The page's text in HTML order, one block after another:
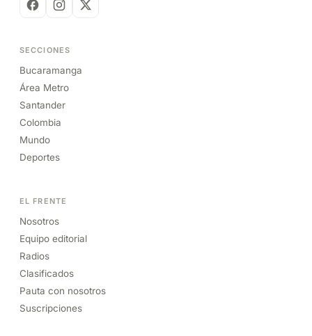
SECCIONES
Bucaramanga
Área Metro
Santander
Colombia
Mundo
Deportes
EL FRENTE
Nosotros
Equipo editorial
Radios
Clasificados
Pauta con nosotros
Suscripciones